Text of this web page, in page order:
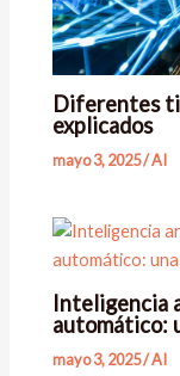
Diferentes
explicados
mayo 3, 2025/AI
Inteligencia
automático:
mayo 3, 2025/AI